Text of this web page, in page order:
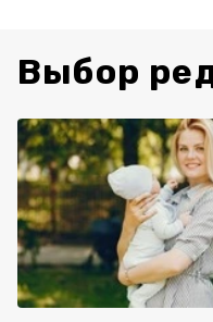
Выбор